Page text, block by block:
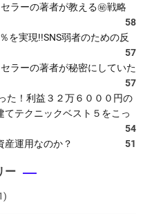
ラーの著者が教える㊙戦略
58
を実現!!SNS弱者のための反
57
ラーの著者が秘密にしていた
57
た！利益３２万６０００円の
テクニックベスト５をこっ
54
産運用なのか？
51
ー